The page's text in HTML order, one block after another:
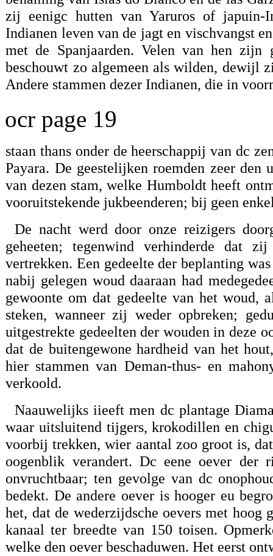
zij eenigc hutten van Yaruros of japuin-
Indianen leven van de jagt en vischvangst
met de Spanjaarden. Velen van hen
beschouwt zo algemeen als wilden, dewijl
Andere stammen dezer Indianen, die in
ocr page 19
staan thans onder de heerschappij van dc
Payara. De geestelijken roemden zeer
van dezen stam, welke Humboldt heeft
vooruitstekende jukbeenderen; bij geen
De nacht werd door onze reizigers
geheeten; tegenwind verhinderde dat
vertrekken. Een gedeelte der beplanting
nabij gelegen woud daaraan had
gewoonte om dat gedeelte van het woud,
steken, wanneer zij weder opbreken;
uitgestrekte gedeelten der wouden in deze
dat de buitengewone hardheid van het
hier stammen van Deman-thus- en
verkoold.
Naauwelijks iieeft men dc plantage
waar uitsluitend tijgers, krokodillen en
voorbij trekken, wier aantal zoo groot is,
oogenblik verandert. Dc eene oever der
onvruchtbaar; ten gevolge van dc
bedekt. De andere oever is hooger eu
het, dat de wederzijdsche oevers met
kanaal ter breedte van 150 toisen.
welke den oever beschaduwen. Het eerst